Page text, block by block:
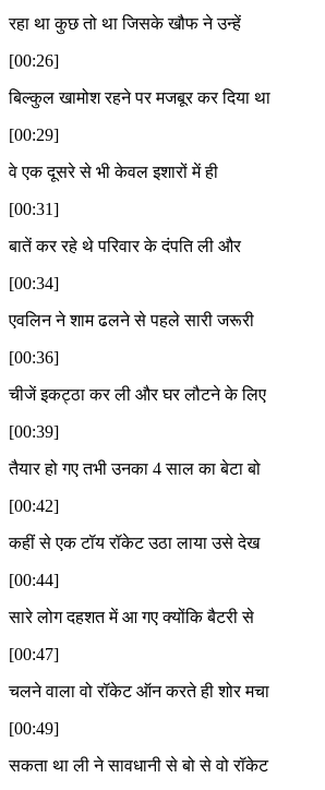
रहा था कुछ तो था जिसके खौफ ने उन्हें
[00:26]
बिल्कुल खामोश रहने पर मजबूर कर दिया था
[00:29]
वे एक दूसरे से भी केवल इशारों में ही
[00:31]
बातें कर रहे थे परिवार के दंपति ली और
[00:34]
एवलिन ने शाम ढलने से पहले सारी जरूरी
[00:36]
चीजें इकट्ठा कर ली और घर लौटने के लिए
[00:39]
तैयार हो गए तभी उनका 4 साल का बेटा बो
[00:42]
कहीं से एक टॉय रॉकेट उठा लाया उसे देख
[00:44]
सारे लोग दहशत में आ गए क्योंकि बैटरी से
[00:47]
चलने वाला वो रॉकेट ऑन करते ही शोर मचा
[00:49]
सकता था ली ने सावधानी से बो से वो रॉकेट